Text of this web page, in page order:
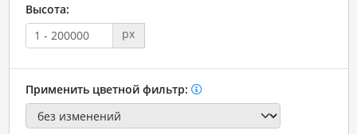
Высота:
px
Применить цветной фильтр: